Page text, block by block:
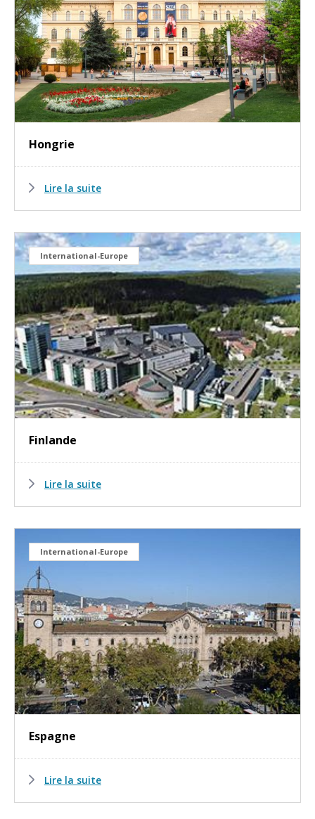
Hongrie
Lire la suite
International-Europe
Finlande
Lire la suite
International-Europe
Espagne
Lire la suite